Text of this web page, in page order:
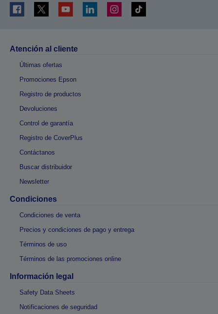
Atención al cliente
Últimas ofertas
Promociones Epson
Registro de productos
Devoluciones
Control de garantía
Registro de CoverPlus
Contáctanos
Buscar distribuidor
Newsletter
Condiciones
Condiciones de venta
Precios y condiciones de pago y entrega
Términos de uso
Términos de las promociones online
Información legal
Safety Data Sheets
Notificaciones de seguridad